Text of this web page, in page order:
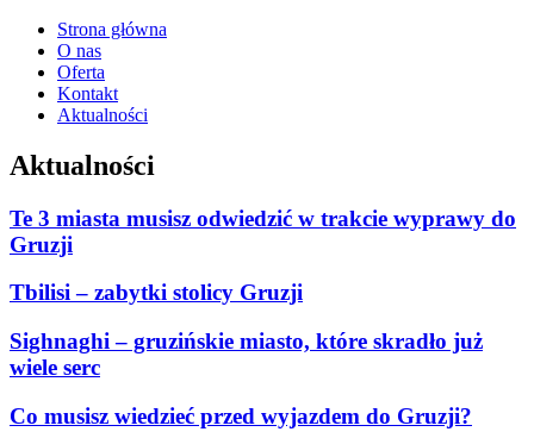
Strona główna
O nas
Oferta
Kontakt
Aktualności
Aktualności
Te 3 miasta musisz odwiedzić w trakcie wyprawy do
Gruzji
Tbilisi – zabytki stolicy Gruzji
Sighnaghi – gruzińskie miasto, które skradło już
wiele serc
Co musisz wiedzieć przed wyjazdem do Gruzji?